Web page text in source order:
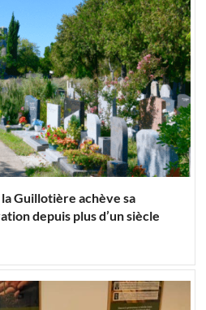
Guillotière achève sa
depuis plus d’un siècle